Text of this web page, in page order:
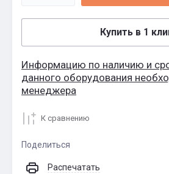
Купить в 1
Информацию по наличию и
данного оборудования
менеджера
К сравнению
Поделиться
Распечатать